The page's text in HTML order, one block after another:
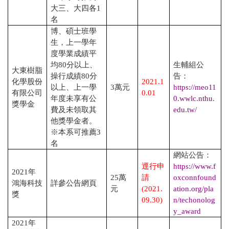
大三、大四各1
名
大東樹脂
化學股份
有限公司
獎學金
博、碩士班學
生，上一學年
度學業成績平
均80分以上、
操行成績80分
以上、上一學
年度未享有公
費及未領取其
他獎學金者。
※本系可推薦3
名
3萬元
2021.1
0.01
生輔組公
告：
https://meo11
0.wwlc.nthu.
edu.tw/
2021年
鴻海科技
獎
詳參公告網頁
25萬
元
逕行申
請
(2021.
09.30)
網站公告：
https://www.f
oxconnfound
ation.org/pla
n/techonolog
y_award
2021年